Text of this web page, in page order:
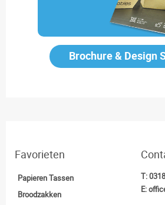
Brochure & Design
Favorieten
Papieren Tassen
Broodzakken
T:
E: